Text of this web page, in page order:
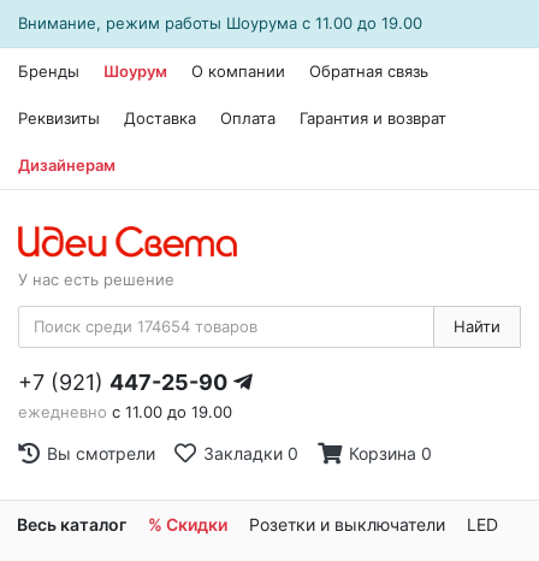
Внимание, режим работы Шоурума с 11.00 до 19.00
Бренды Шоурум О компании Обратная связь
Реквизиты Доставка Оплата Гарантия и возврат
Дизайнерам
У нас есть решение
Найти
+7 (921) 447-25-90
ежедневно с 11.00 до 19.00
Вы смотрели Закладки 0 Корзина 0
Весь каталог % Скидки Розетки и выключатели LED